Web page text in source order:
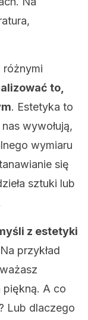
to,
. Estetyka to
wywołują,
wymiaru
się
sztuki lub
z estetyki
Na przykład
A co
Lub dlaczego